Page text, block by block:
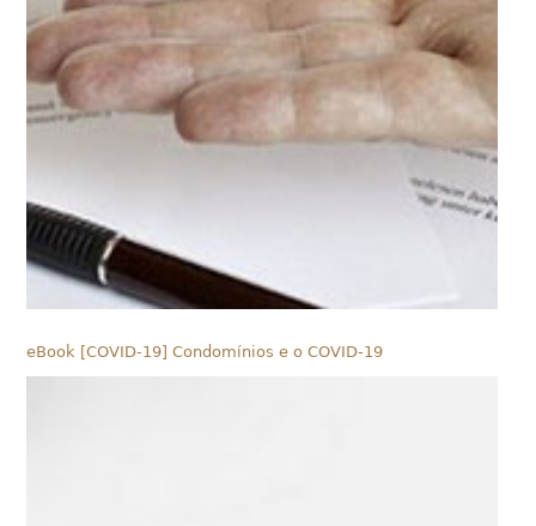
eBook [COVID-19] Condomínios e o COVID-19